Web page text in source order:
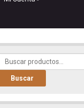
hasta 697,90€
Buscar por:
Buscar